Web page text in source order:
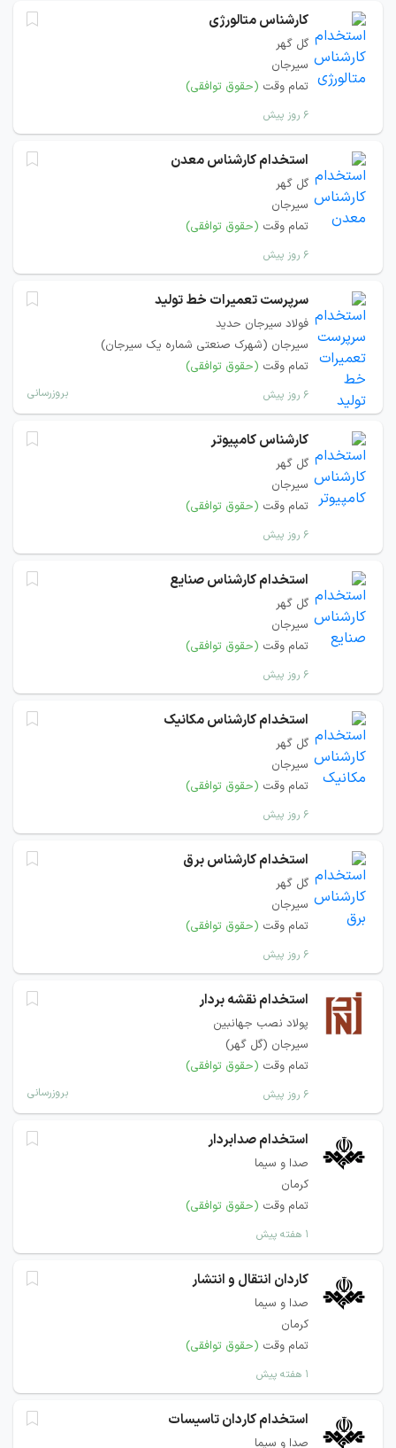
کارشناس متالورژی
گل گهر
سیرجان
تمام وقت (حقوق توافقی)
۶ روز پیش
استخدام کارشناس معدن
گل گهر
سیرجان
تمام وقت (حقوق توافقی)
۶ روز پیش
سرپرست تعمیرات خط تولید
فولاد سیرجان حدید
سیرجان (شهرک صنعتی شماره یک سیرجان)
تمام وقت (حقوق توافقی)
۶ روز پیش بروزرسانی
کارشناس کامپیوتر
گل گهر
سیرجان
تمام وقت (حقوق توافقی)
۶ روز پیش
استخدام کارشناس صنایع
گل گهر
سیرجان
تمام وقت (حقوق توافقی)
۶ روز پیش
استخدام کارشناس مکانیک
گل گهر
سیرجان
تمام وقت (حقوق توافقی)
۶ روز پیش
استخدام کارشناس برق
گل گهر
سیرجان
تمام وقت (حقوق توافقی)
۶ روز پیش
استخدام نقشه بردار
پولاد نصب جهانبین
سیرجان (گل گهر)
تمام وقت (حقوق توافقی)
۶ روز پیش بروزرسانی
استخدام صدابردار
صدا و سیما
کرمان
تمام وقت (حقوق توافقی)
۱ هفته پیش
کاردان انتقال و انتشار
صدا و سیما
کرمان
تمام وقت (حقوق توافقی)
۱ هفته پیش
استخدام کاردان تاسیسات
صدا و سیما